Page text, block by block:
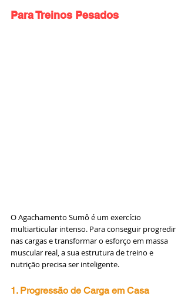
Para Treinos Pesados
O Agachamento Sumô é um exercício
multiarticular intenso. Para conseguir progredir
nas cargas e transformar o esforço em massa
muscular real, a sua estrutura de treino e
nutrição precisa ser inteligente.
1. Progressão de Carga em Casa